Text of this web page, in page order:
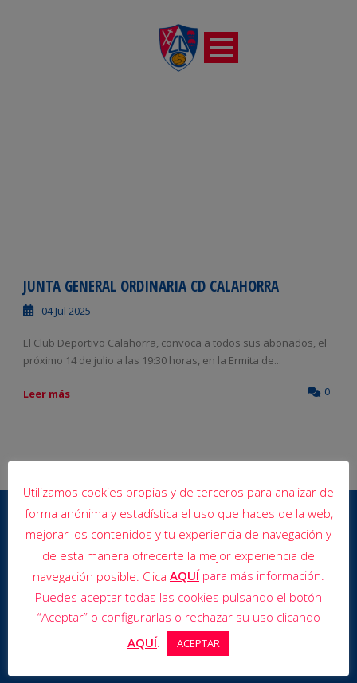
JUNTA GENERAL ORDINARIA CD CALAHORRA
04 Jul 2025
El Club Deportivo Calahorra, convoca a todos sus abonados, el
próximo 14 de julio a las 19:30 horas, en la Ermita de...
Leer más 0
Utilizamos cookies propias y de terceros para analizar de
forma anónima y estadística el uso que haces de la web,
mejorar los contenidos y tu experiencia de navegación y
de esta manera ofrecerte la mejor experiencia de
navegación posible. Clica AQUÍ para más información.
Puedes aceptar todas las cookies pulsando el botón
“Aceptar” o configurarlas o rechazar su uso clicando
AQUÍ. ACEPTAR